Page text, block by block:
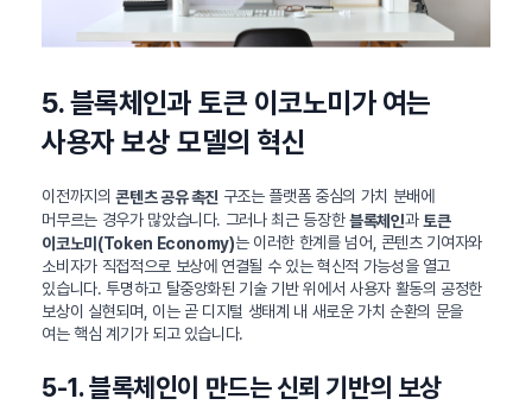
5. 블록체인과 토큰 이코노미가 여는
사용자 보상 모델의 혁신
이전까지의콘텐츠 공유 촉진 구조는 플랫폼 중심의 가치 분배에
머무르는 경우가 많았습니다. 그러나 최근 등장한블록체인과토큰
이코노미(Token Economy)는 이러한 한계를 넘어, 콘텐츠 기여자와
소비자가 직접적으로 보상에 연결될 수 있는 혁신적 가능성을 열고
있습니다. 투명하고 탈중앙화된 기술 기반 위에서 사용자 활동의 공정한
보상이 실현되며, 이는 곧 디지털 생태계 내 새로운 가치 순환의 문을
여는 핵심 계기가 되고 있습니다.
5-1. 블록체인이 만드는 신뢰 기반의 보상